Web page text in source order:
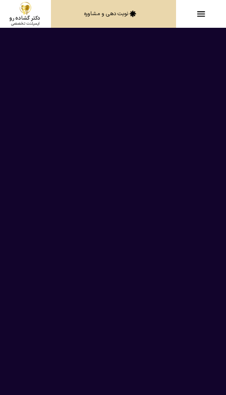
دکتر گشاده رو
ایمپلنت تخصصی
نوبت دهی و مشاوره